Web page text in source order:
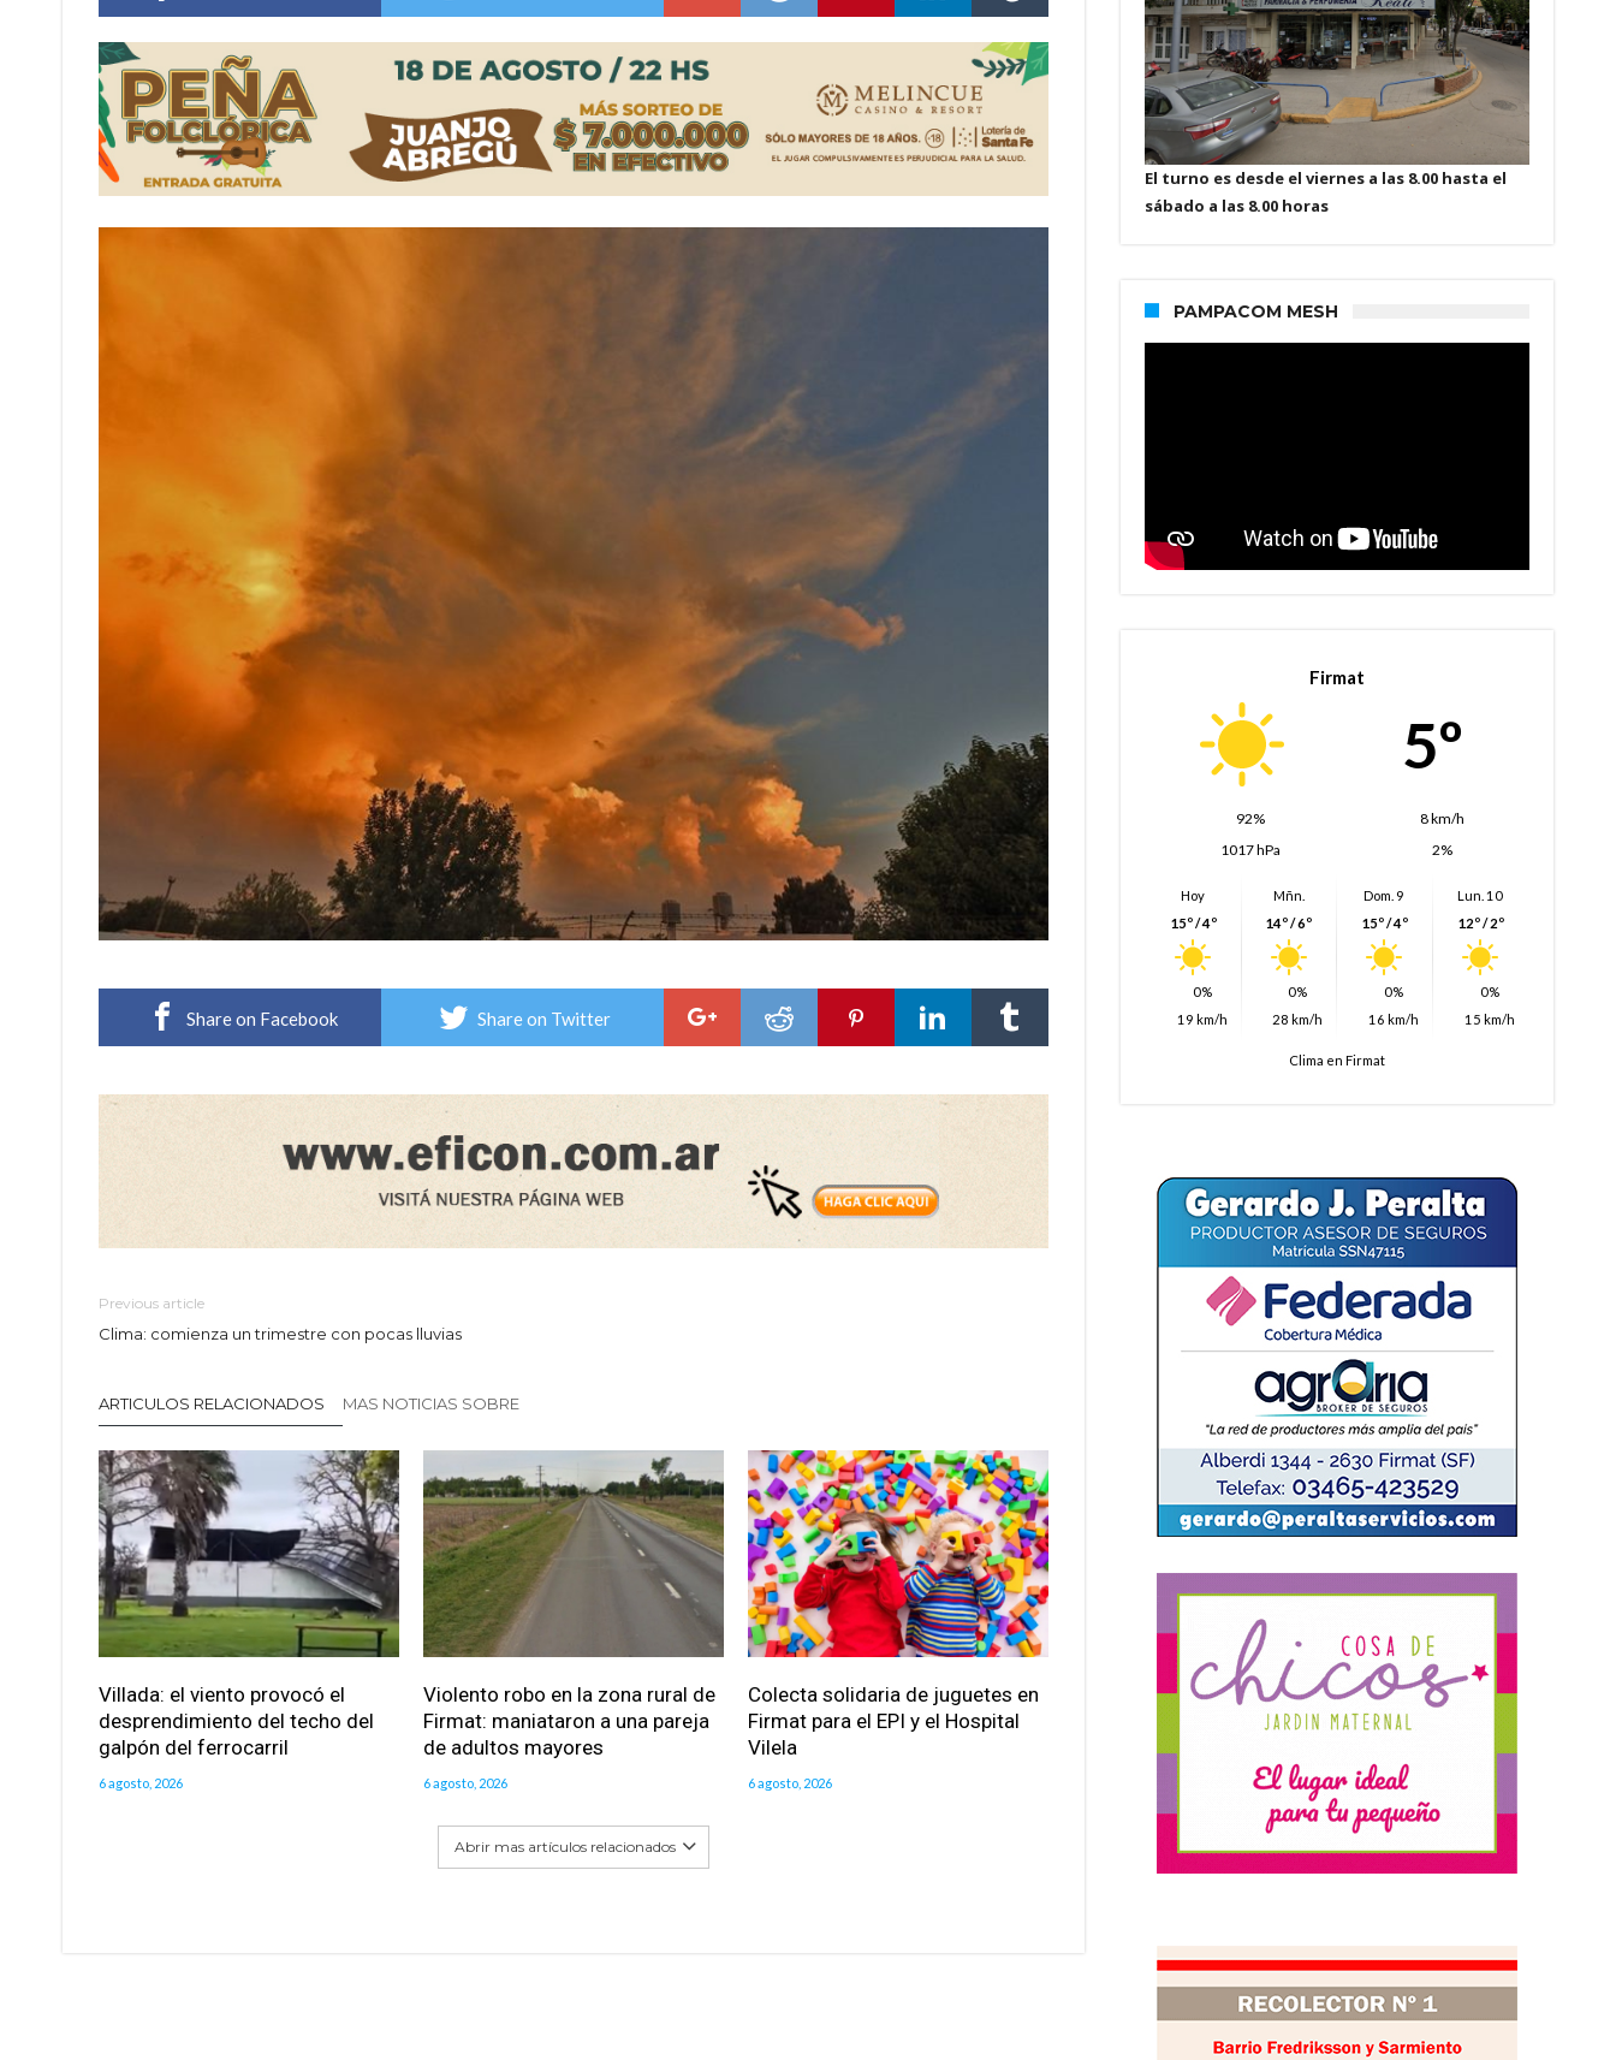
Villada: evalúan obras preventivas ante posibles lluvias intensas
Share on Facebook Share on Twitter
Previous article
Clima: comienza un trimestre con pocas lluvias
ARTICULOS RELACIONADOS MAS NOTICIAS SOBRE
Villada: el viento provocó el
desprendimiento del techo del
galpón del ferrocarril
6 agosto, 2026
Violento robo en la zona rural de
Firmat: maniataron a una pareja
de adultos mayores
6 agosto, 2026
Colecta solidaria de juguetes en
Firmat para el EPI y el Hospital
Vilela
6 agosto, 2026
Abrir mas artículos relacionados
El turno es desde el viernes a las 8.00 hasta el
sábado a las 8.00 horas
PAMPACOM MESH
Firmat
5º
92%
8 km/h
1017 hPa
2%
Hoy
15º / 4º
0%
19 km/h
Mñn.
14º / 6º
0%
28 km/h
Dom. 9
15º / 4º
0%
16 km/h
Lun. 10
12º / 2º
0%
15 km/h
Clima en Firmat